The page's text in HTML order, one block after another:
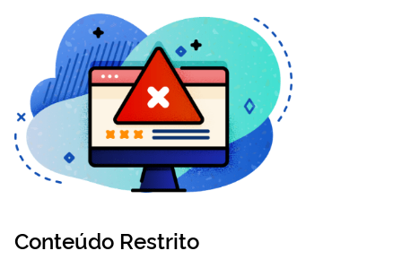
Conteúdo Restrito